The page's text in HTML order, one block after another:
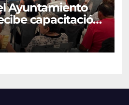
Ayuntamiento
capacitación
a emergencias